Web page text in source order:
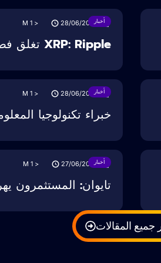
أخبار
28/06/2025
< 1
M
XRP: Ripple تغلق فصل SEC
أخبار
28/06/2025
< 1
M
خبراء تكنولوجيا
أخبار
27/06/2025
< 1
M
تايوان: المستثمرون
جميع المقالات